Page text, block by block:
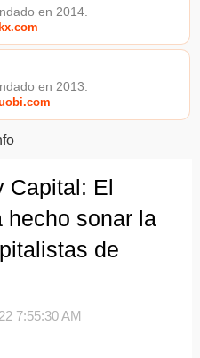
en 2014.
en 2013.
Capital: El
hecho sonar la
de
7:55:30 AM